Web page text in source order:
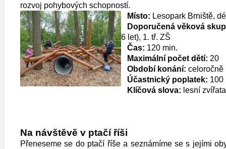
rozvoj pohybových schopností.
Místo: Lesopark Brniště,
Doporučená věková
6 let), 1. tř. ZŠ
Čas: 120 min.
Maximální počet dětí: 20
Období konání: celoročně
Účastnický poplatek: 100
Klíčová slova: lesní
Na návštěvě v ptačí říši
Přeneseme se do ptačí říše a seznámíme se s jejími